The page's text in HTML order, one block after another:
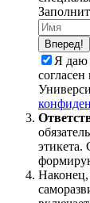
Вперед!
Я даю
этикета.
Наконец,